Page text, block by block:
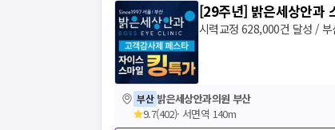
[29주년] 밝은세상안과
시력교정 628,000건 달성 / 부
부산 밝은세상안과의원 부산
9.7(402)· 서면역 140m